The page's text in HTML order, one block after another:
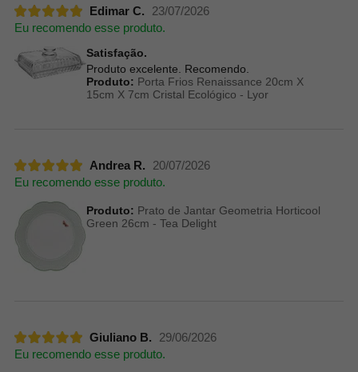
Edimar C.
23/07/2026
Eu recomendo esse produto.
Satisfação.
Produto excelente. Recomendo.
Produto: Porta Frios Renaissance 20cm X
15cm X 7cm Cristal Ecológico - Lyor
Andrea R.
20/07/2026
Eu recomendo esse produto.
Produto: Prato de Jantar Geometria Horticool
Green 26cm - Tea Delight
Giuliano B.
29/06/2026
Eu recomendo esse produto.